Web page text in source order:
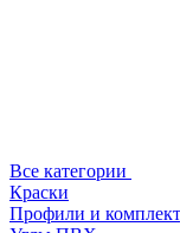
Все категории
Краски
Профили и